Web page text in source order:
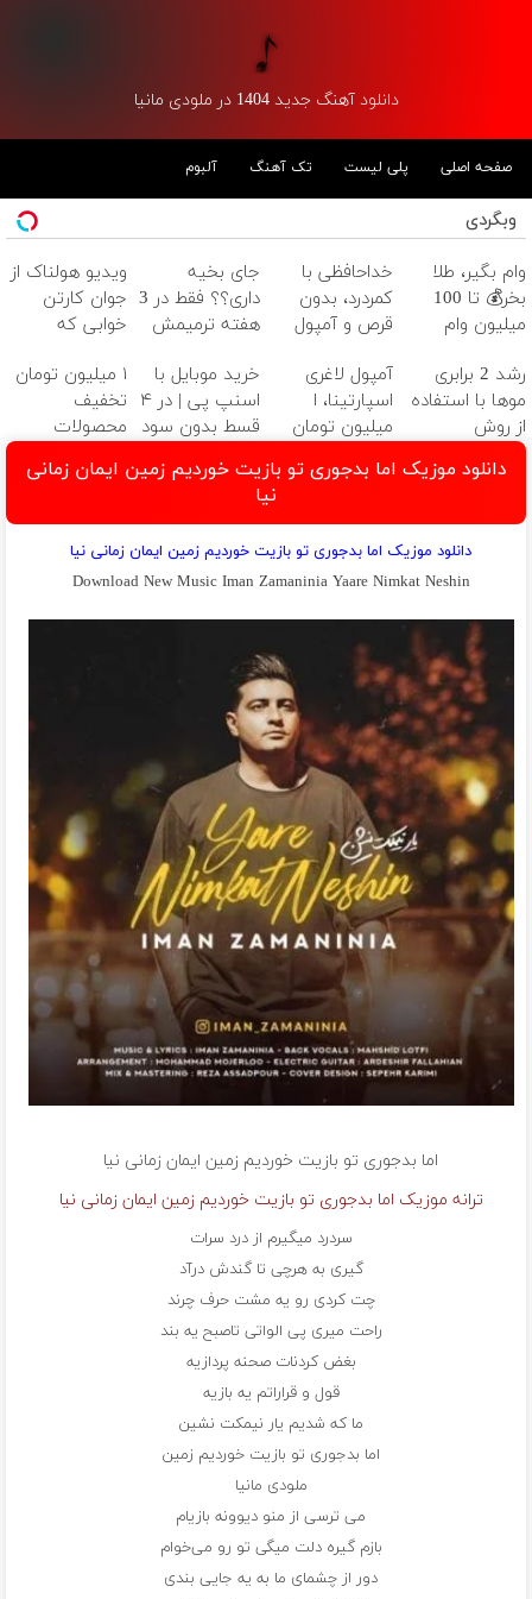
دانلود آهنگ جدید 1404 در ملودی مانیا
صفحه اصلی پلی لیست تک آهنگ آلبوم
وبگردی
وام بگیر، طلا
بخر💰 تا 100
میلیون وام
ضامن
خداحافظی با
کمردرد، بدون
قرص و آمپول
جای بخیه
داری؟؟ فقط در 3
هفته ترمیمش
ویدیو هولناک از
جوان کارتن
خوابی که
آموزش رایگان
رشد 2 برابری
موها با استفاده
از روش
فقط امروز
آمپول لاغری
اسپارتینا، ا
میلیون تومان
خرید موبایل با
اسنپ پی | در ۴
قسط بدون سود
۱ میلیون تومان
تخفیف
محصولات
نزدیک‌تر به
وزن
دانلود موزیک اما بدجوری تو بازیت خوردیم زمین ایمان زمانی
نیا
دانلود موزیک اما بدجوری تو بازیت خوردیم زمین ایمان زمانی نیا
Download New Music Iman Zamaninia Yaare Nimkat Neshin
اما بدجوری تو بازیت خوردیم زمین ایمان زمانی نیا
ترانه موزیک اما بدجوری تو بازیت خوردیم زمین ایمان زمانی نیا
سردرد میگیرم از درد سرات
گیری به هرچی تا گندش درآد
چت کردی رو یه مشت حرف چرند
راحت میری پی الواتی تاصبح یه بند
بغض کردنات صحنه پردازیه
قول و قراراتم یه بازیه
ما که شدیم یار نیمکت‌ نشین
اما بدجوری تو بازیت خوردیم زمین
ملودی مانیا
می ترسی از منو دیوونه بازیام
بازم گیره دلت میگی تو رو می‌خوام
دور از چشمای ما به یه جایی بندی